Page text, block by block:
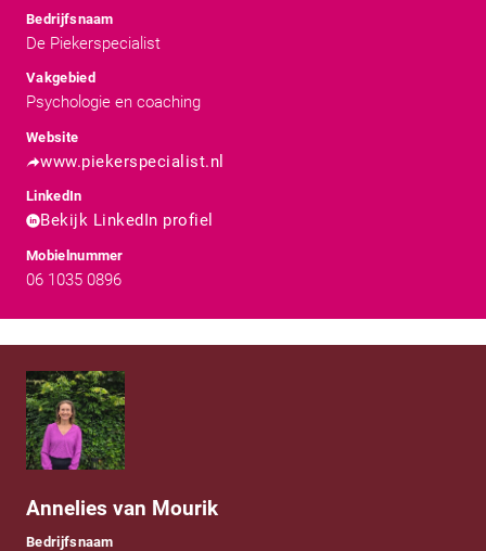
Bedrijfsnaam
De Piekerspecialist
Vakgebied
Psychologie en coaching
Website
www.piekerspecialist.nl
LinkedIn
Bekijk LinkedIn profiel
Mobielnummer
06 1035 0896
Annelies van Mourik
Bedrijfsnaam